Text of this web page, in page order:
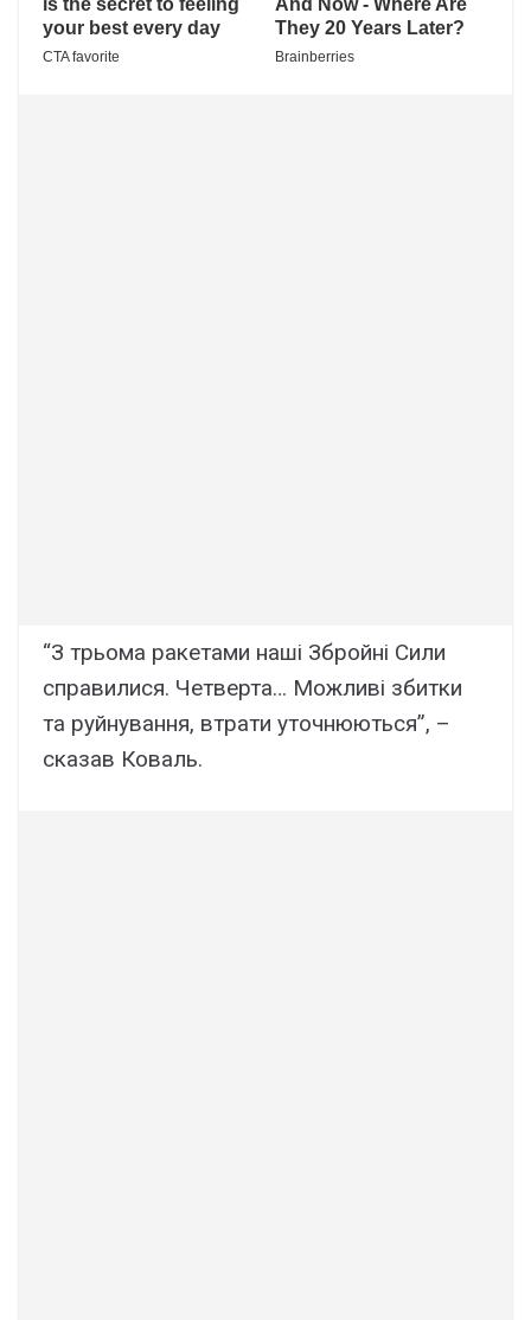
“З трьома ракетами наші Збройні Сили
справилися. Четверта… Можливі збитки
та руйнування, втрати уточнюються”, –
сказав Коваль.